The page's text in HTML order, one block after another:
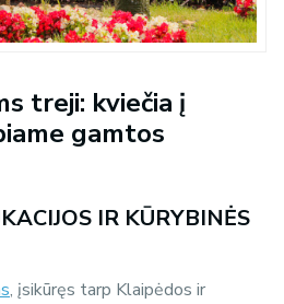
treji: kviečia į
gamtos
IR KŪRYBINĖS
, įsikūręs tarp Klaipėdos ir